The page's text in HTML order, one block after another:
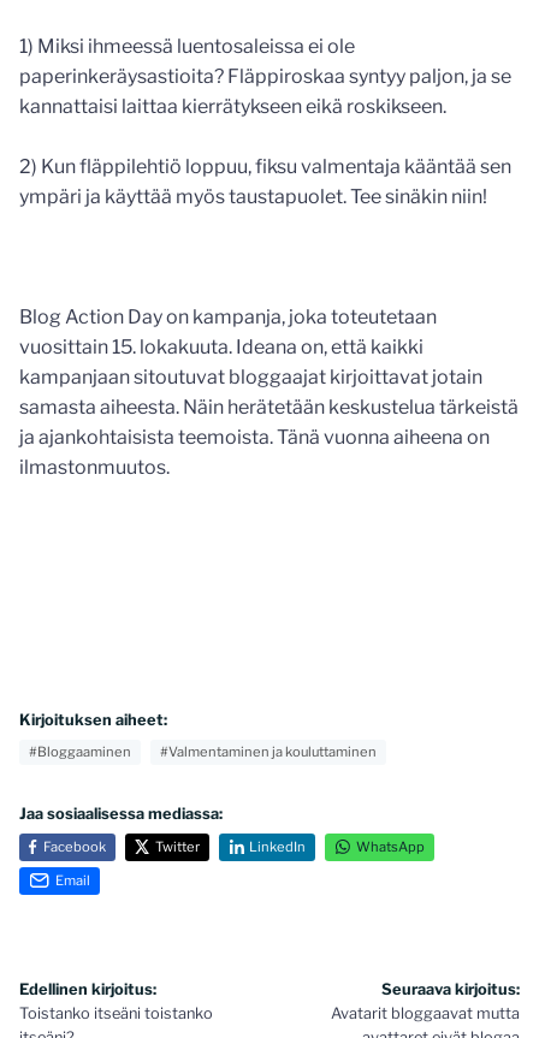
1) Miksi ihmeessä luentosaleissa ei ole
paperinkeräysastioita? Fläppiroskaa syntyy paljon, ja se
kannattaisi laittaa kierrätykseen eikä roskikseen.
2) Kun fläppilehtiö loppuu, fiksu valmentaja kääntää sen
ympäri ja käyttää myös taustapuolet. Tee sinäkin niin!
Blog Action Day on kampanja, joka toteutetaan
vuosittain 15. lokakuuta. Ideana on, että kaikki
kampanjaan sitoutuvat bloggaajat kirjoittavat jotain
samasta aiheesta. Näin herätetään keskustelua tärkeistä
ja ajankohtaisista teemoista. Tänä vuonna aiheena on
ilmastonmuutos.
Kirjoituksen aiheet:
#Bloggaaminen #Valmentaminen ja kouluttaminen
Jaa sosiaalisessa mediassa:
Facebook Twitter LinkedIn WhatsApp
Email
Artikkelien
selaus
Edellinen kirjoitus:
Toistanko itseäni toistanko
Seuraava kirjoitus:
Avatarit bloggaavat mutta